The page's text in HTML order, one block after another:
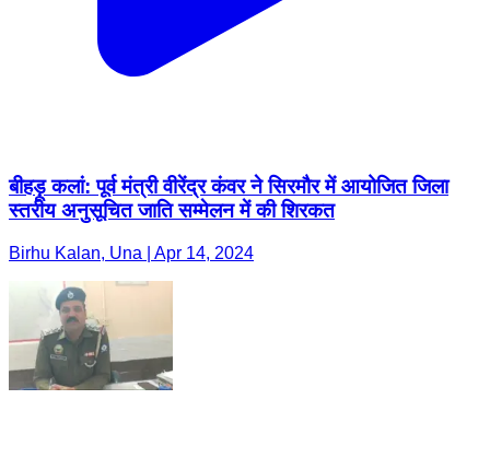
बीहड़ू कलां: पूर्व मंत्री वीरेंद्र कंवर ने सिरमौर में आयोजित जिला
स्तरीय अनुसूचित जाति सम्मेलन में की शिरकत
Birhu Kalan, Una | Apr 14, 2024